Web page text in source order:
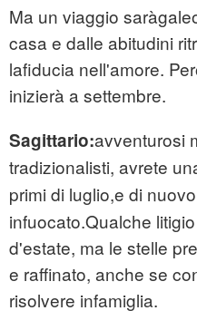
Ma un viaggio
casa e dalle abitudini
lafiducia nell'amore.
inizierà a settembre.
Sagittario:avventurosi
tradizionalisti, avrete
primi di luglio,e di
infuocato.Qualche
d'estate, ma le stelle
e raffinato, anche se
risolvere infamiglia.